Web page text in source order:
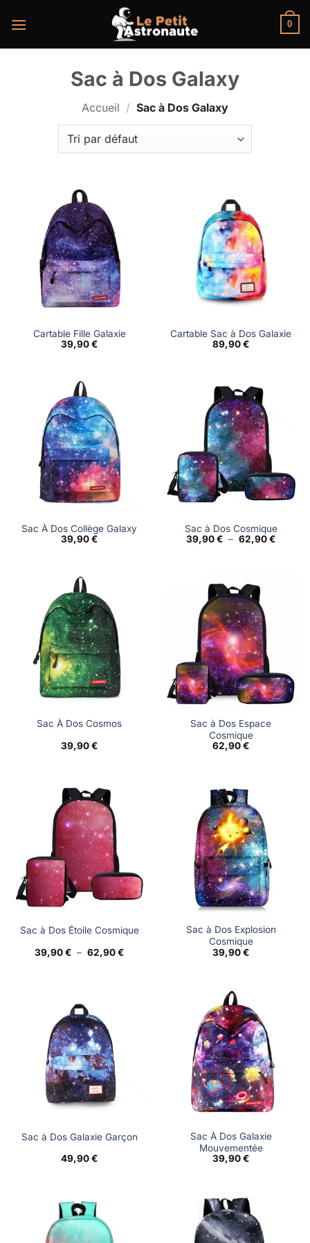
0
Sac à Dos Galaxy
Accueil / Sac à Dos Galaxy
Cartable Fille Galaxie
39,90€
Cartable Sac à Dos Galaxie
89,90€
Sac À Dos Collège Galaxy
39,90€
Sac à Dos Cosmique
39,90€ – 62,90€Plage
Sac À Dos Cosmos
39,90€
Sac à Dos Espace
Cosmique
62,90€
Sac à Dos Étoile Cosmique
39,90€ – 62,90€Plage
Sac à Dos Explosion
Cosmique
39,90€
Sac à Dos Galaxie Garçon
49,90€
Sac À Dos Galaxie
Mouvementée
39,90€